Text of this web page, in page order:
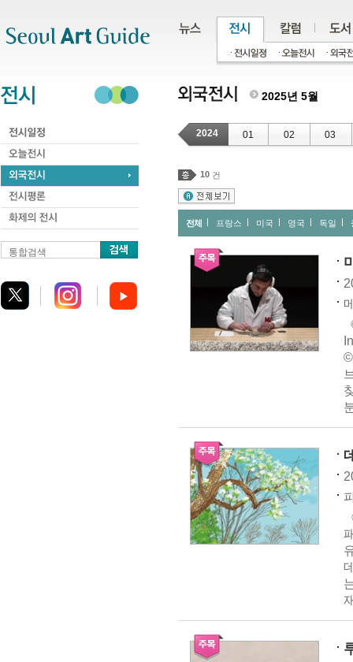
통합검색
2025년 5월
2024 01 02 03
10 건
전체 프랑스 미국 영국 독일
©